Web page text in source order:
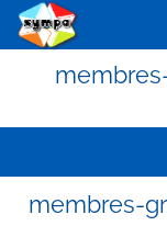
membres-